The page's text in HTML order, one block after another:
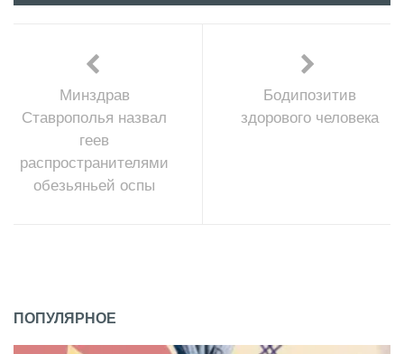
Минздрав
Ставрополья назвал
геев
распространителями
обезьяньей оспы
Бодипозитив
здорового человека
ПОПУЛЯРНОЕ